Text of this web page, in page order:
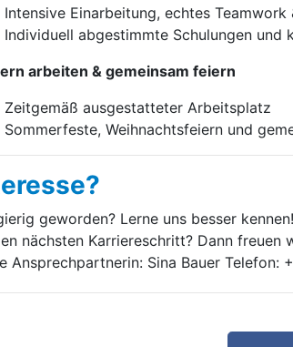
Intensive Einarbeitung, echtes
Individuell abgestimmte Schulungen
arbeiten & gemeinsam feiern
Zeitgemäß ausgestatteter Arbeitsplatz
Sommerfeste, Weihnachtsfeiern und
geworden? Lerne uns besser
nächsten Karriereschritt? Dann freuen
Ansprechpartnerin: Sina Bauer